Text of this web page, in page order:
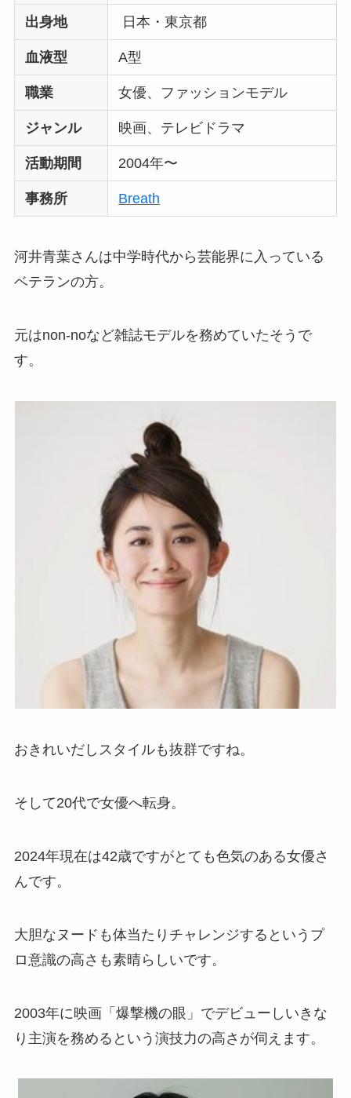
出身地 日本・東京都
血液型 A型
職業 女優、ファッションモデル
ジャンル 映画、テレビドラマ
活動期間 2004年〜
事務所 Breath
河井青葉さんは中学時代から芸能界に入っている
ベテランの方。
元はnon-noなど雑誌モデルを務めていたそうで
す。
おきれいだしスタイルも抜群ですね。
そして20代で女優へ転身。
2024年現在は42歳ですがとても色気のある女優さ
んです。
大胆なヌードも体当たりチャレンジするというプ
ロ意識の高さも素晴らしいです。
2003年に映画「爆撃機の眼」でデビューしいきな
り主演を務めるという演技力の高さが伺えます。